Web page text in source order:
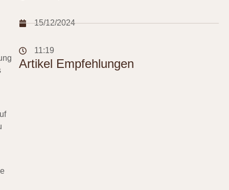
15/12/2024
11:19
Artikel Empfehlungen